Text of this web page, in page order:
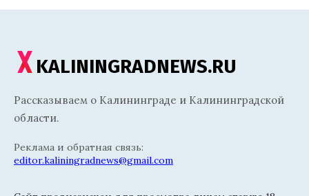
KALININGRADNEWS.RU
Рассказываем о Калининграде и Калининградской
области.
Реклама и обратная связь:
editor.kaliningradnews@gmail.com